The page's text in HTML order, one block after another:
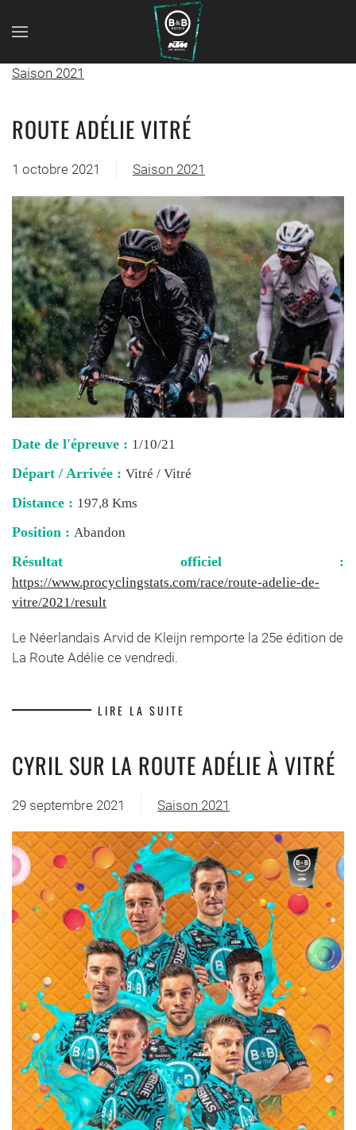
Saison 2021
ROUTE ADÉLIE VITRÉ
1 octobre 2021 Saison 2021
Date de l'épreuve : 1/10/21
Départ / Arrivée : Vitré / Vitré
Distance : 197,8 Kms
Position : Abandon
Résultat officiel :
https://www.procyclingstats.com/race/route-adelie-de-
vitre/2021/result
Le Néerlandais Arvid de Kleijn remporte la 25e édition de
La Route Adélie ce vendredi.
LIRE LA SUITE
CYRIL SUR LA ROUTE ADÉLIE À VITRÉ
29 septembre 2021 Saison 2021